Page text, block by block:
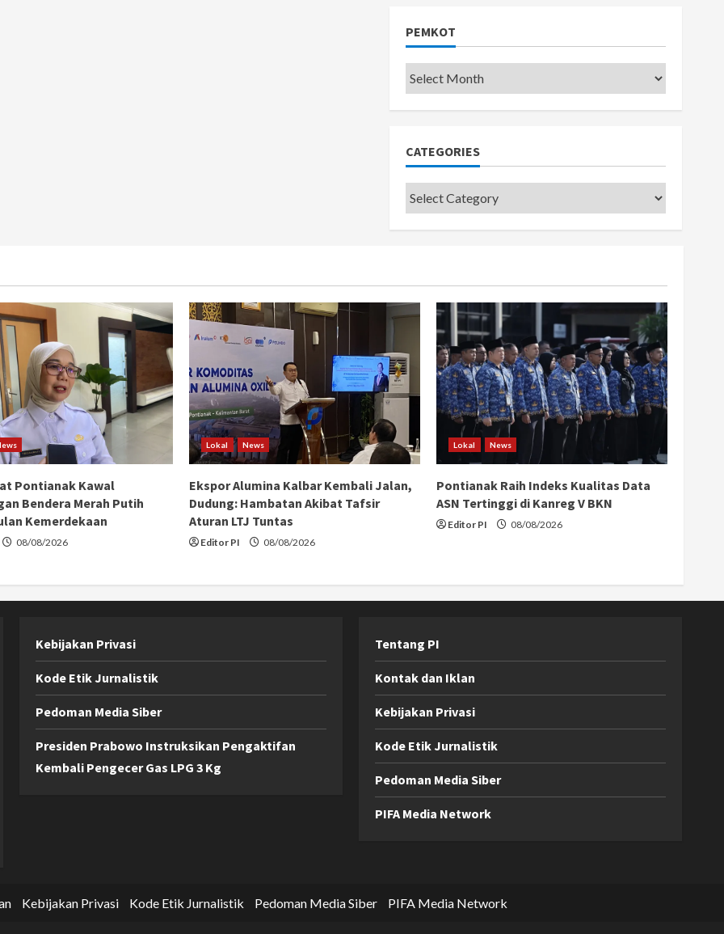
PEMKOT
Pemkot
CATEGORIES
Categories
Pontianak Kawal
Bendera Merah Putih
Kemerdekaan
08/08/2026
Lokal News
Ekspor Alumina Kalbar Kembali Jalan,
Dudung: Hambatan Akibat Tafsir
Aturan LTJ Tuntas
Editor PI 08/08/2026
Lokal News
Pontianak Raih Indeks Kualitas Data
ASN Tertinggi di Kanreg V BKN
Editor PI 08/08/2026
Kebijakan Privasi
Kode Etik Jurnalistik
Pedoman Media Siber
Presiden Prabowo Instruksikan Pengaktifan
Kembali Pengecer Gas LPG 3 Kg
Tentang PI
Kontak dan Iklan
Kebijakan Privasi
Kode Etik Jurnalistik
Pedoman Media Siber
PIFA Media Network
Kebijakan Privasi Kode Etik Jurnalistik Pedoman Media Siber PIFA Media Network